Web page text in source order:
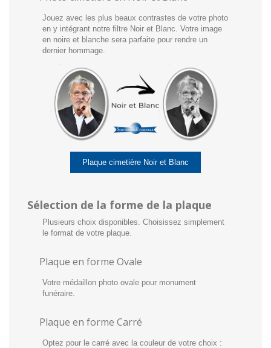
Jouez avec les plus beaux contrastes de votre photo
en y intégrant notre filtre Noir et Blanc. Votre image
en noire et blanche sera parfaite pour rendre un
dernier hommage.
Plaque cimetière Noir et Blanc
Sélection de la forme de la plaque
Plusieurs choix disponibles. Choisissez simplement
le format de votre plaque.
Plaque en forme Ovale
Votre médaillon photo ovale pour monument
funéraire.
Plaque en forme Carré
Optez pour le carré avec la couleur de votre choix :